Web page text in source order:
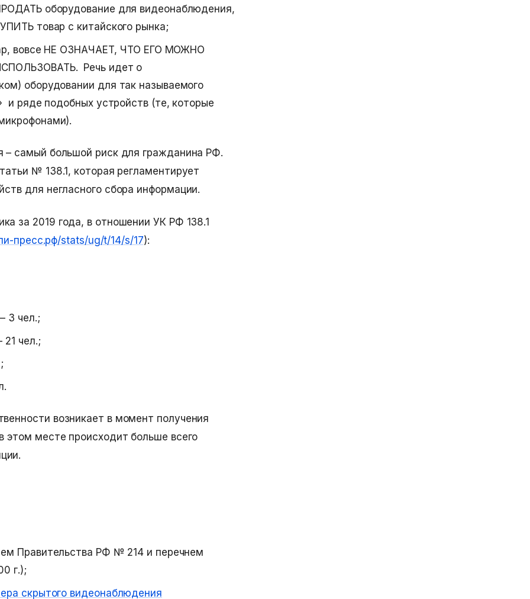
оборудование для видеонаблюдения,
товар с китайского рынка;
вовсе НЕ ОЗНАЧАЕТ, ЧТО ЕГО МОЖНО
Речь идет о
оборудовании для так называемого
и ряде подобных устройств (те, которые
– самый большой риск для гражданина РФ.
№ 138.1, которая регламентирует
для негласного сбора информации.
за 2019 года, в отношении УК РФ 138.1
пресс.рф/stats/ug/t/14/s/17):
3 чел.;
чел.;
возникает в момент получения
месте происходит больше всего
Правительства РФ № 214 и перечнем
г.);
скрытого видеонаблюдения